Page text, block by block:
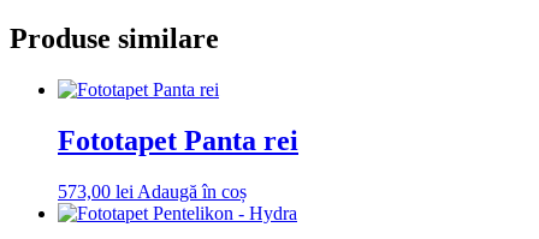
Produse similare
Fototapet Panta rei
573,00 lei Adaugă în coș